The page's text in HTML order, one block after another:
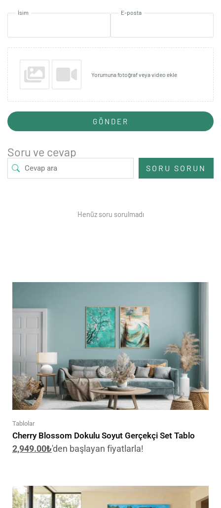
İsim E-posta
Yorumuna fotoğraf veya video ekle
GÖNDER
Soru ve cevap
SORU SORUN
Henüz soru sorulmadı
Tablolar
Cherry Blossom Dokulu Soyut Gerçekçi Set Tablo
2,949.00₺'den başlayan fiyatlarla!